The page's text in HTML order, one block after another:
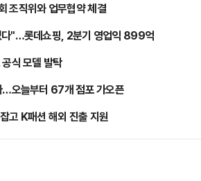
조직위와 업무협약 체결
다"…롯데쇼핑, 2분기 영업익 899억
식 모델 발탁
…오늘부터 67개 점포 가오픈
고 K패션 해외 진출 지원